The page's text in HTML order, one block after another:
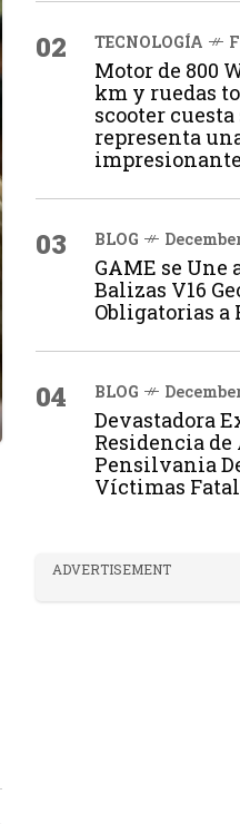
02 TECNOLOGÍA
Motor de 800
km y ruedas
scooter cuesta
representa
impresionante
03 BLOG
GAME se Une
Balizas V16
Obligatorias a
04 BLOG
Devastadora
Residencia
Pensilvania
Víctimas
ADVERTISEMENT